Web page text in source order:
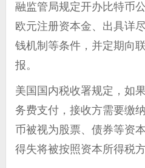
融监管局规定开办比特币
欧元注册资本金、出具详
钱机制等条件，并定期向
报。
美国国内税收署规定，如
务费支付，接收方需要缴
币被视为股票、债券等资
得失将被按照资本所得税方